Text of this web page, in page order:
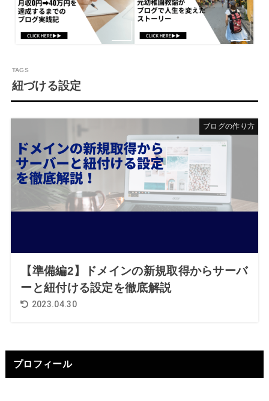
紐づける設定
ブログの作り方
【準備編2】ドメインの新規取得からサーバ
ーと紐付ける設定を徹底解説
2023.04.30
プロフィール